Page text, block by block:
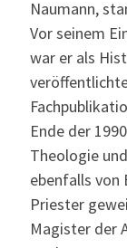
Naumann,
Vor seinem
war er als
Ende der
Theologie
ebenfalls von
Priester
Magister der